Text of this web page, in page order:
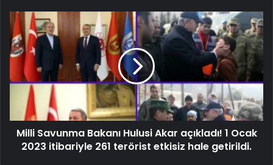
Milli Savunma Bakanı Hulusi Akar açıkladı! 1 Ocak
2023 itibariyle 261 terörist etkisiz hale getirildi.